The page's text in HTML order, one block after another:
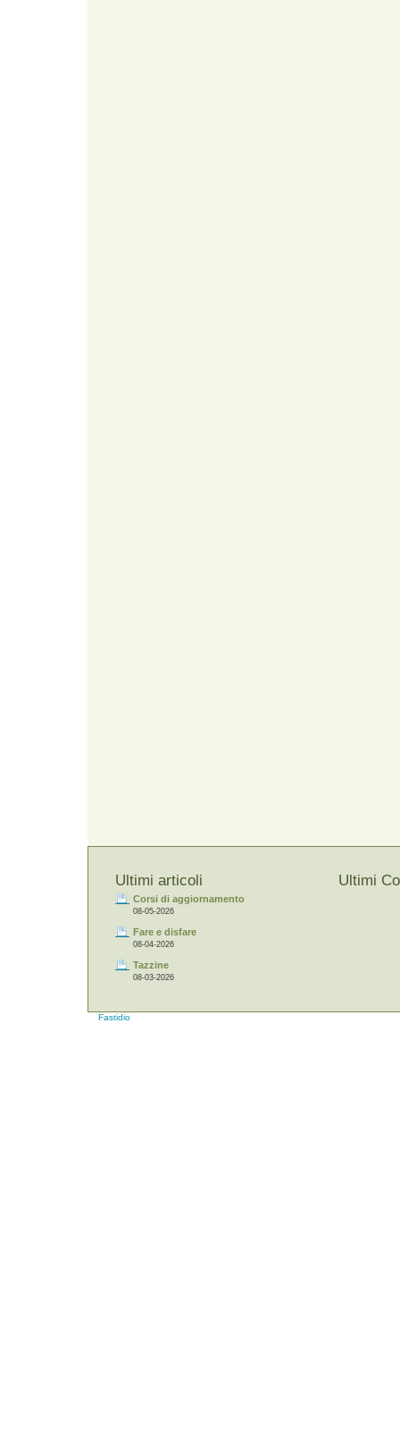
Ultimi articoli
Corsi di aggiornamento
08-05-2026
Fare e disfare
08-04-2026
Tazzine
08-03-2026
Ultimi
Fastidio